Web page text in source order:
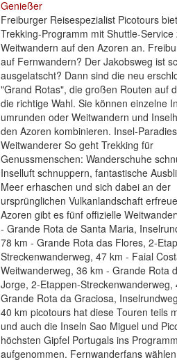
Freiburger Reisespezialist Picotours
Trekking-Programm mit Shuttle-Service
Weitwandern auf den Azoren an.
auf Fernwandern? Der Jakobsweg ist
ausgelatscht? Dann sind die neu
"Grand Rotas", die großen Routen auf
die richtige Wahl. Sie können einzelne
umrunden oder Weitwandern und
den Azoren kombinieren. Insel-
Weitwanderer So geht Trekking für
Genussmenschen: Wanderschuhe
Inselluft schnuppern, fantastische
Meer erhaschen und sich dabei an der
ursprünglichen Vulkanlandschaft
Azoren gibt es fünf offizielle
- Grande Rota de Santa Maria,
78 km - Grande Rota das Flores, 2-
Streckenwanderweg, 47 km - Faial
Weitwanderweg, 36 km - Grande Rota
Jorge, 2-Etappen-Streckenwanderweg,
Grande Rota da Graciosa,
40 km picotours hat diese Touren teils
und auch die Inseln Sao Miguel und
höchsten Gipfel Portugals ins Programm
aufgenommen. Fernwanderfans